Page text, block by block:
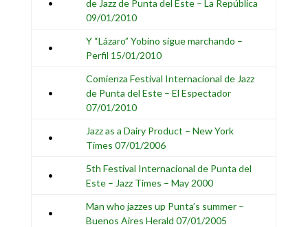
•
de Jazz de Punta del Este – La República
09/01/2010
•
Y “Lázaro” Yobino sigue marchando –
Perfil 15/01/2010
•
Comienza Festival Internacional de Jazz
de Punta del Este – El Espectador
07/01/2010
•
Jazz as a Dairy Product – New York
Times 07/01/2006
•
5th Festival Internacional de Punta del
Este – Jazz Times – May 2000
•
Man who jazzes up Punta’s summer –
Buenos Aires Herald 07/01/2005